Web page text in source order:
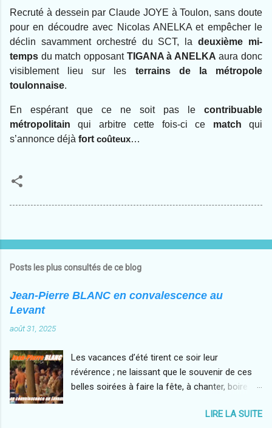
Recruté à dessein par Claude JOYE à Toulon, sans doute
pour en découdre avec Nicolas ANELKA et empêcher le
déclin savamment orchestré du SCT, ladeuxième mi-
temps du match opposant TIGANA à ANELKA aura donc
visiblement lieu sur les terrains de la métropole
toulonnaise.
En espérant que ce ne soit pas le contribuable
métropolitain qui arbitre cette fois-ci ce matchqui
s’annonce déjà fort coûteux…
Posts les plus consultés de ce blog
Jean-Pierre BLANC en convalescence au
Levant
août 31, 2025
Les vacances d’été tirent ce soir leur
révérence ; ne laissant que le souvenir de ces
belles soirées à faire la fête, à chanter, boire et
désormais le tourisme local aux voyages plus
LIRE LA SUITE